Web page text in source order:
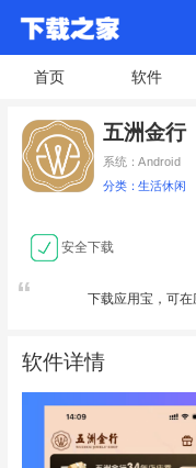
首页 软件
五洲金行
系统：Android
分类：生活休闲
安全下载
下载应用宝，可
软件详情